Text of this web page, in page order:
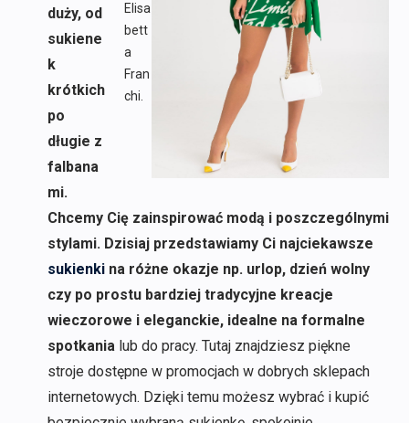
Elisa
bett
a
Fran
chi.
duży, od
sukiene
k
krótkich
po
długie z
falbana
mi.
Chcemy Cię zainspirować modą i poszczególnymi
stylami. Dzisiaj przedstawiamy Ci najciekawsze
sukienkina różne okazje np. urlop, dzień wolny
czy po prostu bardziej tradycyjne kreacje
wieczorowe i eleganckie, idealne na formalne
spotkanialub do pracy. Tutaj znajdziesz piękne
stroje dostępne w promocjach w dobrych sklepach
internetowych. Dzięki temu możesz wybrać i kupić